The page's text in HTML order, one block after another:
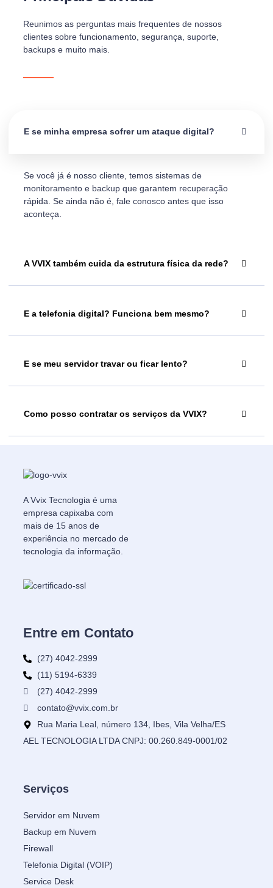
Reunimos as perguntas mais frequentes de nossos
clientes sobre funcionamento, segurança, suporte,
backups e muito mais.
E se minha empresa sofrer um ataque digital?
Se você já é nosso cliente, temos sistemas de
monitoramento e backup que garantem recuperação
rápida. Se ainda não é, fale conosco antes que isso
aconteça.
A VVIX também cuida da estrutura física da rede?
E a telefonia digital? Funciona bem mesmo?
E se meu servidor travar ou ficar lento?
Como posso contratar os serviços da VVIX?
A Vvix Tecnologia é uma
empresa capixaba com
mais de 15 anos de
experiência no mercado de
tecnologia da informação.
Entre em Contato
(27) 4042-2999
(11) 5194-6339
(27) 4042-2999
contato@vvix.com.br
Rua Maria Leal, número 134, Ibes, Vila Velha/ES
AEL TECNOLOGIA LTDA CNPJ: 00.260.849-0001/02
Serviços
Servidor em Nuvem
Backup em Nuvem
Firewall
Telefonia Digital (VOIP)
Service Desk